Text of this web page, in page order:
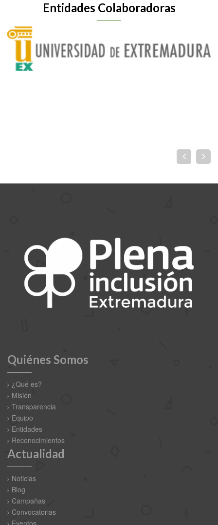
Entidades Colaboradoras
Quiénes Somos
¿Qué es?
Misión
Transparencia
Equipo
Entidades
Reconocimientos
Actualidad
Noticias
Blog
Campañas
Convocatorias
Eventos